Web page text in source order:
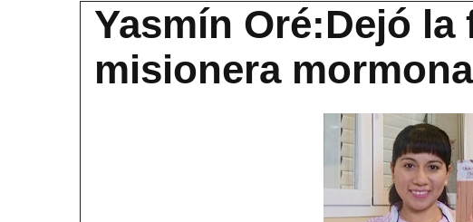
Yasmín Oré:Dejó
misionera mormona